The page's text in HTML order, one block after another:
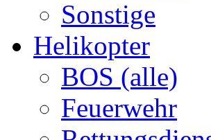
Sonstige
Helikopter
BOS (alle)
Feuerwehr